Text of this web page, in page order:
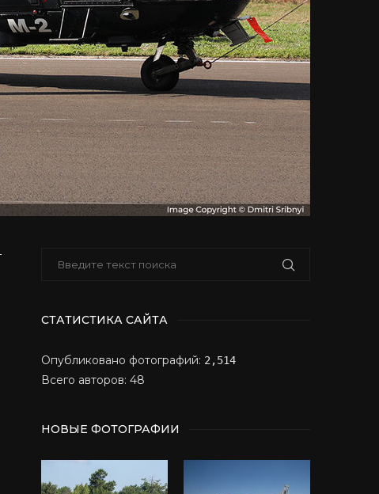
СТАТИСТИКА САЙТА
Опубликовано фотографий: 2,514
Всего авторов: 48
НОВЫЕ ФОТОГРАФИИ